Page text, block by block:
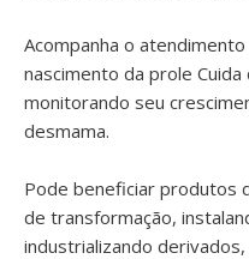
Acompanha o
nascimento da prole
monitorando seu
desmama.
Pode beneficiar produtos
de transformação,
industrializando